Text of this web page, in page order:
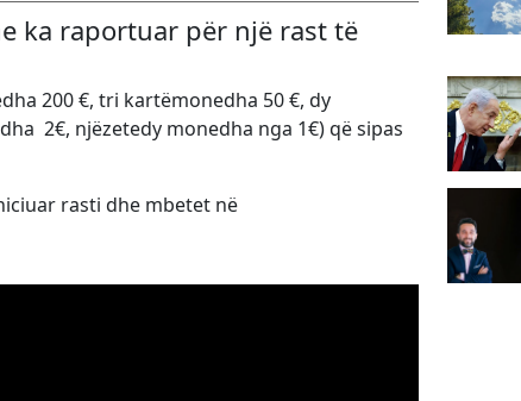
ka raportuar për një rast të
200 €, tri kartëmonedha 50 €, dy
2€, njëzetedy monedha nga 1€) që sipas
rasti dhe mbetet në